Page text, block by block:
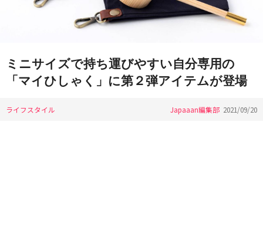
ミニサイズで持ち運びやすい自分専用の
「マイひしゃく」に第２弾アイテムが登場
ライフスタイル Japaaan編集部 2021/09/20